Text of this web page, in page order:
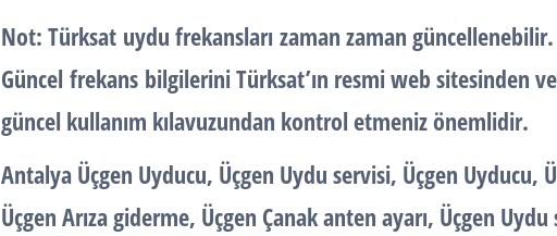
Not: Türksat uydu frekansları zaman zaman güncellenebilir.
Güncel frekans bilgilerini Türksat’ın resmi web sitesinden
güncel kullanım kılavuzundan kontrol etmeniz önemlidir.
Antalya Üçgen Uyducu, Üçgen Uydu servisi, Üçgen Uyducu,
Üçgen Arıza giderme, Üçgen Çanak anten ayarı, Üçgen Uydu